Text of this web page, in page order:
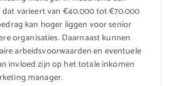
dat varieert van €40.000 tot €70.000
kan hoger liggen voor senior
organisaties. Daarnaast kunnen
arbeidsvoorwaarden en eventuele
invloed zijn op het totale inkomen
manager.